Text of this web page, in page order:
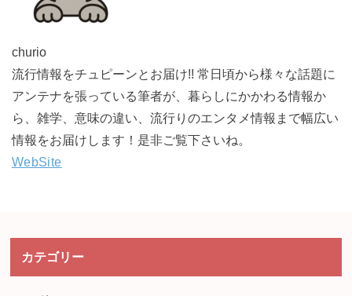
churio
流行情報をチュピーンとお届け!! 常日頃から様々な話題に
アンテナを張っている筆者が、暮らしにかかわる情報か
ら、雑学、意味の違い、流行りのエンタメ情報まで幅広い
情報をお届けします！是非ご覧下さいね。
WebSite
カテゴリー